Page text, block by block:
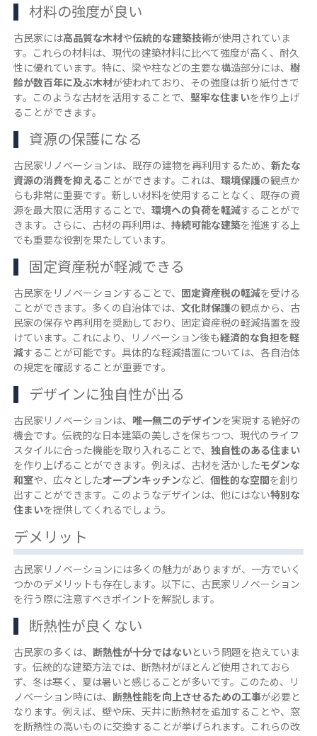
材料の強度が良い
古民家には高品質な木材や伝統的な建築技術が使用されていま
す。これらの材料は、現代の建築材料に比べて強度が高く、耐久
性に優れています。特に、梁や柱などの主要な構造部分には、 樹
齢が数百年に及ぶ木材が使われており、その強度は折り紙付きで
す。このような古材を活用することで、 堅牢な住まいを作り上げ
ることができます。
資源の保護になる
古民家リノベーションは、既存の建物を再利用するため、 新たな
資源の消費を抑えることができます。これは、 環境保護の観点か
らも非常に重要です。新しい材料を使用することなく、既存の資
源を最大限に活用することで、 環境への負荷を軽減することがで
きます。さらに、古材の再利用は、 持続可能な建築を推進する上
でも重要な役割を果たしています。
固定資産税が軽減できる
古民家をリノベーションすることで、 固定資産税の軽減を受ける
ことができます。多くの自治体では、 文化財保護の観点から、古
民家の保存や再利用を奨励しており、固定資産税の軽減措置を設
けています。これにより、リノベーション後も経済的な負担を軽
減することが可能です。具体的な軽減措置については、各自治体
の規定を確認することが重要です。
デザインに独自性が出る
古民家リノベーションは、 唯一無二のデザインを実現する絶好の
機会です。伝統的な日本建築の美しさを保ちつつ、現代のライフ
スタイルに合った機能を取り入れることで、 独自性のある住まい
を作り上げることができます。例えば、古材を活かしたモダンな
和室や、広々としたオープンキッチンなど、 個性的な空間を創り
出すことができます。このようなデザインは、他にはない特別な
住まいを提供してくれるでしょう。
デメリット
古民家リノベーションには多くの魅力がありますが、一方でいく
つかのデメリットも存在します。以下に、古民家リノベーション
を行う際に注意すべきポイントを解説します。
断熱性が良くない
古民家の多くは、 断熱性が十分ではないという問題を抱えていま
す。伝統的な建築方法では、断熱材がほとんど使用されておら
ず、冬は寒く、夏は暑いと感じることが多いです。このため、リ
ノベーション時には、 断熱性能を向上させるための工事が必要と
なります。例えば、壁や床、天井に断熱材を追加することや、窓
を断熱性の高いものに交換することが挙げられます。これらの改